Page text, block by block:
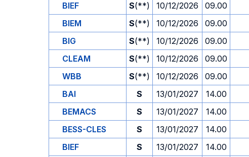
BIEF
S(**) 10/12/2026 09.00
BIEM
S(**) 10/12/2026 09.00
BIG
S(**) 10/12/2026 09.00
CLEAM
S(**) 10/12/2026 09.00
WBB
S(**) 10/12/2026 09.00
BAI
S 13/01/2027 14.00
BEMACS
S 13/01/2027 14.00
BESS-CLES
S 13/01/2027 14.00
BIEF
S 13/01/2027 14.00